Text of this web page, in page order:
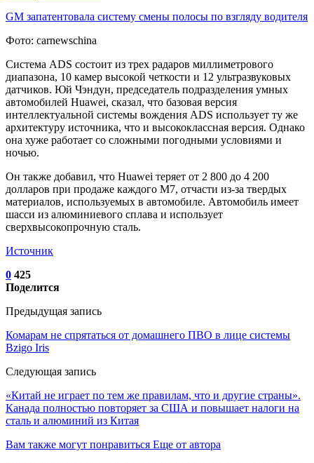
GM запатентовала систему смены полосы по взгляду водителя
Фото: carnewschina
Система ADS состоит из трех радаров миллиметрового
диапазона, 10 камер высокой четкости и 12 ультразвуковых
датчиков. Юй Чэндун, председатель подразделения умных
автомобилей Huawei, сказал, что базовая версия
интеллектуальной системы вождения ADS использует ту же
архитектуру источника, что и высококлассная версия. Однако
она хуже работает со сложными погодными условиями и
ночью.
Он также добавил, что Huawei теряет от 2 800 до 4 200
долларов при продаже каждого M7, отчасти из-за твердых
материалов, используемых в автомобиле. Автомобиль имеет
шасси из алюминиевого сплава и использует
сверхвысокопрочную сталь.
Источник
0 425
Поделится
Предыдущая запись
Комарам не спрятаться от домашнего ПВО в лице системы
Bzigo Iris
Следующая запись
«Китай не играет по тем же правилам, что и другие страны».
Канада полностью повторяет за США и повышает налоги на
сталь и алюминий из Китая
Вам также могут понравиться Еще от автора